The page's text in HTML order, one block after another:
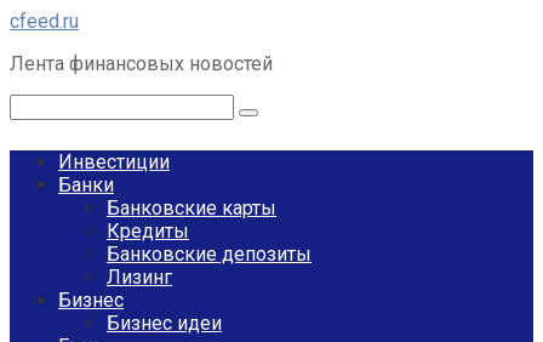
Перейти
контенту
cfeed.ru
Лента финансовых новостей
Инвестиции
Банки
Банковские карты
Кредиты
Банковские депозиты
Лизинг
Бизнес
Бизнес идеи